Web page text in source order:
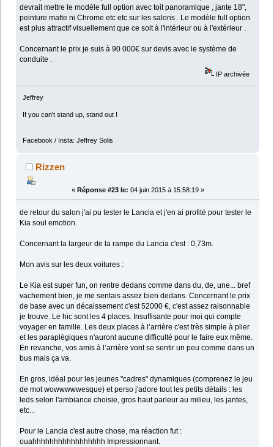
devrait mettre le modèle full option avec toit panoramique , jante 18",
peinture matte ni Chrome etc etc sur les salons . Le modèle full option
est plus attractif visuellement que ce soit à l'intérieur ou à l'extérieur .
Concernant le prix je suis à 90 000€ sur devis avec le système de
conduite .
IP archivée
Jeffrey
If you can't stand up, stand out !
Facebook / Insta: Jeffrey Solis
Rizzen
« Réponse #23 le: 04 juin 2015 à 15:58:19 »
de retour du salon j'ai pu tester le Lancia et j'en ai profité pour tester le
Kia soul emotion.
Concernant la largeur de la rampe du Lancia c'est : 0,73m.
Mon avis sur les deux voitures :
Le Kia est super fun, on rentre dedans comme dans du, de, une... bref
vachement bien, je me sentais assez bien dedans. Concernant le prix
de base avec un décaissement c'est 52000 €, c'est assez raisonnable
je trouve. Le hic sont les 4 places. Insuffisante pour moi qui compte
voyager en famille. Les deux places à l’arrière c'est très simple à plier
et les paraplégiques n'auront aucune difficulté pour le faire eux même.
En revanche, vos amis à l’arrière vont se sentir un peu comme dans un
bus mais ça va.
En gros, idéal pour les jeunes "cadres" dynamiques (comprenez le jeu
de mot wowwwwwesque) et perso j'adore tout les petits détails : les
leds selon l'ambiance choisie, gros haut parleur au milieu, les jantes,
etc...
Pour le Lancia c'est autre chose, ma réaction fut :
ouahhhhhhhhhhhhhhhhh Impressionnant.